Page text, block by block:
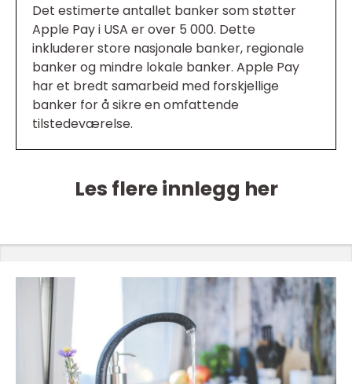
Det estimerte antallet banker som støtter
Apple Pay i USA er over 5 000. Dette
inkluderer store nasjonale banker, regionale
banker og mindre lokale banker. Apple Pay
har et bredt samarbeid med forskjellige
banker for å sikre en omfattende
tilstedeværelse.
Les flere innlegg her